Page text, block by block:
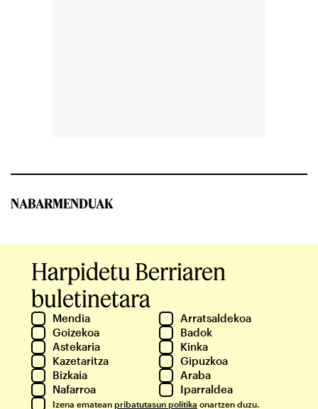
NABARMENDUAK
Harpidetu Berriaren
buletinetara
Mendia
Arratsaldekoa
Goizekoa
Badok
Astekaria
Kinka
Kazetaritza
Gipuzkoa
Bizkaia
Araba
Nafarroa
Iparraldea
Izena ematean pribatutasun politika onartzen duzu.